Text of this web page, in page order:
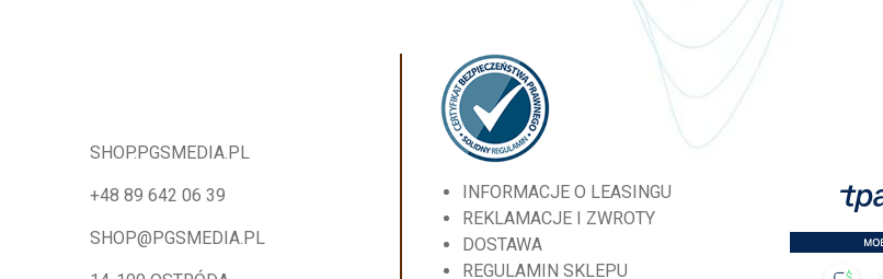
SHOP.PGSMEDIA.PL
+48 89 642 06 39
SHOP@PGSMEDIA.PL
INFORMACJE O LEASINGU
REKLAMACJE I ZWROTY
DOSTAWA
REGULAMIN SKLEPU